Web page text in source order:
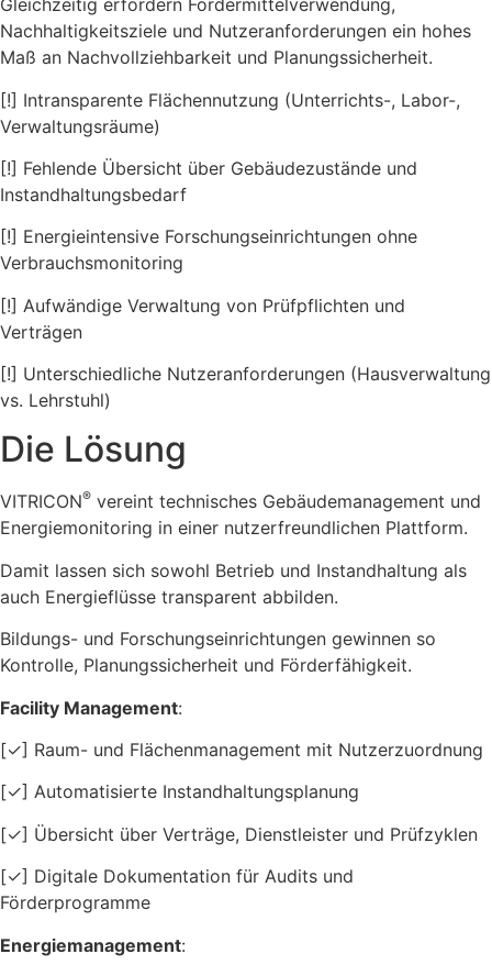
Gleichzeitig erfordern Fördermittelverwendung,
Nachhaltigkeitsziele und Nutzeranforderungen ein hohes
Maß an Nachvollziehbarkeit und Planungssicherheit.
[!] Intransparente Flächennutzung (Unterrichts-, Labor-,
Verwaltungsräume)
[!] Fehlende Übersicht über Gebäudezustände und
Instandhaltungsbedarf
[!] Energieintensive Forschungseinrichtungen ohne
Verbrauchsmonitoring
[!] Aufwändige Verwaltung von Prüfpflichten und
Verträgen
[!] Unterschiedliche Nutzeranforderungen (Hausverwaltung
vs. Lehrstuhl)
Die Lösung
VITRICON® vereint technisches Gebäudemanagement und
Energiemonitoring in einer nutzerfreundlichen Plattform.
Damit lassen sich sowohl Betrieb und Instandhaltung als
auch Energieflüsse transparent abbilden.
Bildungs- und Forschungseinrichtungen gewinnen so
Kontrolle, Planungssicherheit und Förderfähigkeit.
Facility Management:
[✓] Raum- und Flächenmanagement mit Nutzerzuordnung
[✓] Automatisierte Instandhaltungsplanung
[✓] Übersicht über Verträge, Dienstleister und Prüfzyklen
[✓] Digitale Dokumentation für Audits und
Förderprogramme
Energiemanagement: